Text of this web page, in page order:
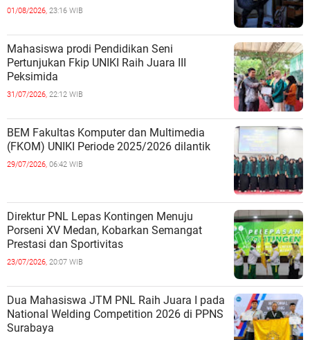
01/08/2026, 23:16 WIB
Mahasiswa prodi Pendidikan Seni
Pertunjukan Fkip UNIKI Raih Juara III
Peksimida
31/07/2026, 22:12 WIB
BEM Fakultas Komputer dan Multimedia
(FKOM) UNIKI Periode 2025/2026 dilantik
29/07/2026, 06:42 WIB
Direktur PNL Lepas Kontingen Menuju
Porseni XV Medan, Kobarkan Semangat
Prestasi dan Sportivitas
23/07/2026, 20:07 WIB
Dua Mahasiswa JTM PNL Raih Juara I pada
National Welding Competition 2026 di PPNS
Surabaya